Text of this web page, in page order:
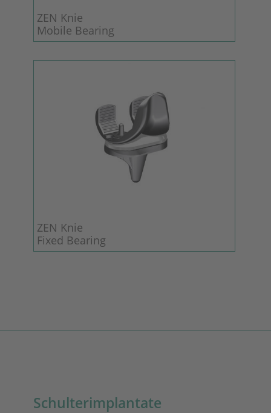
ZEN Knie
Mobile Bearing
ZEN Knie
Fixed Bearing
Schulterimplantate